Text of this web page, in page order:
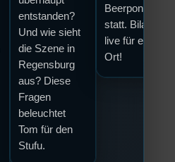
entstanden?
Und wie sieht
die Szene in
Regensburg
aus? Diese
Fragen
beleuchtet
Tom für den
Stufu.
statt. Bilal war
live für euch
Ort!